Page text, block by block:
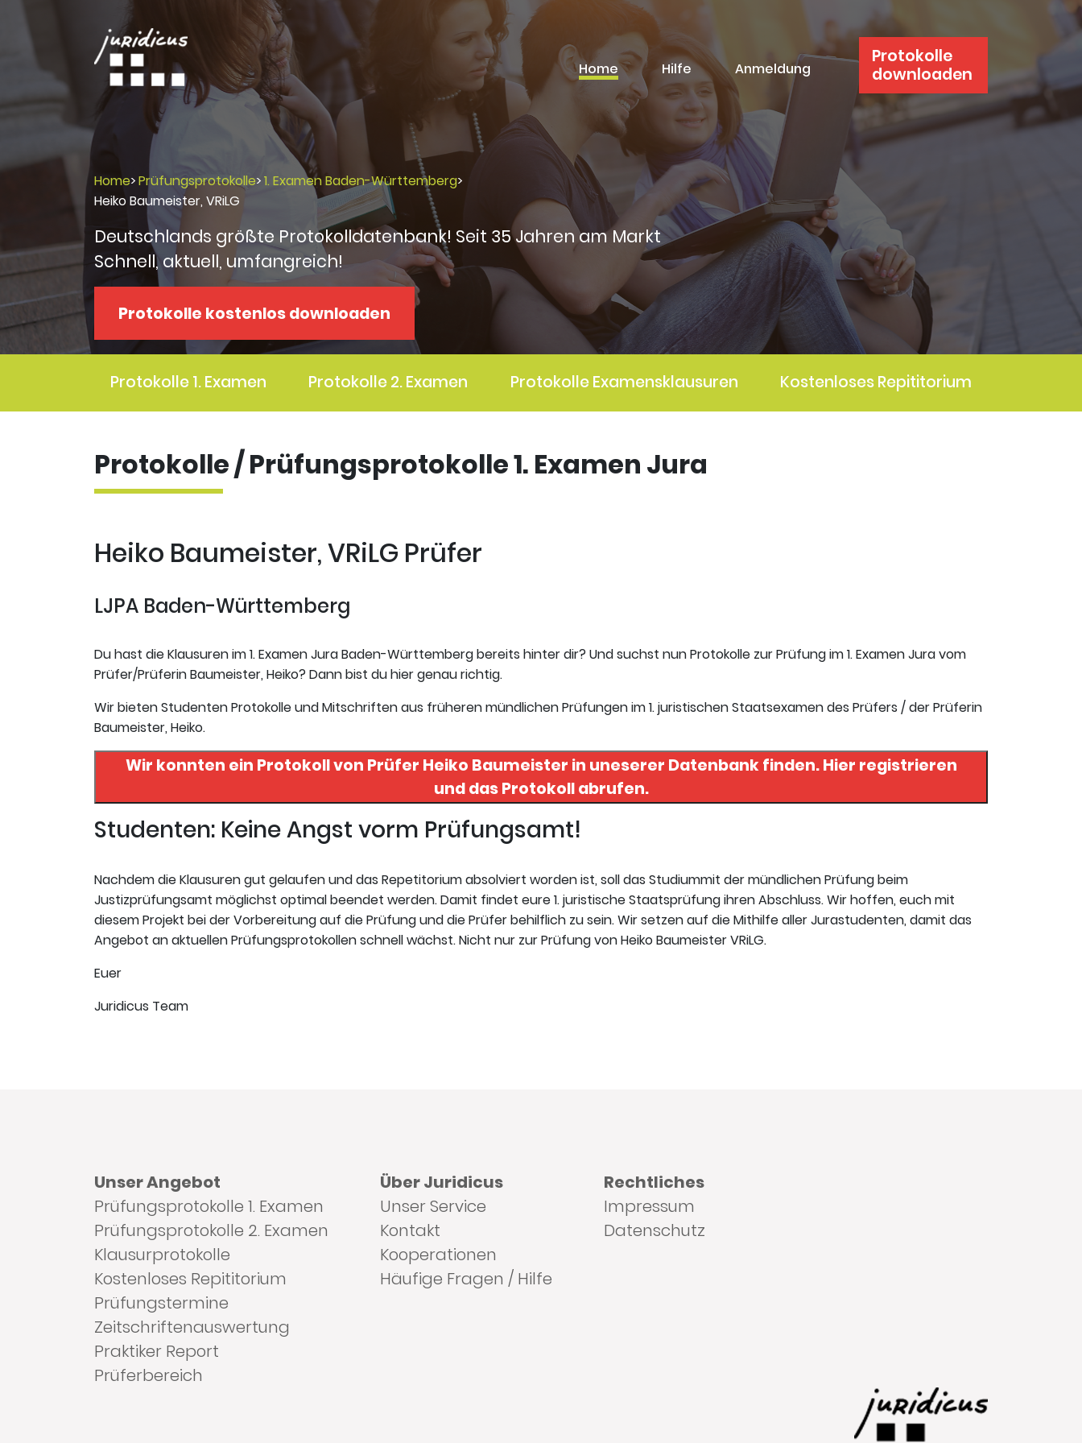
Home Hilfe Anmeldung
Protokolle
downloaden
Home>Prüfungsprotokolle>1. Examen Baden-Württemberg>
Heiko Baumeister, VRiLG
Deutschlands größte Protokolldatenbank! Seit 35 Jahren am Markt
Schnell, aktuell, umfangreich!
Protokolle kostenlos downloaden
Protokolle 1. Examen Protokolle 2. Examen Protokolle Examensklausuren Kostenloses Repititorium
Protokolle / Prüfungsprotokolle 1. Examen Jura
Heiko Baumeister, VRiLG Prüfer
LJPA Baden-Württemberg
Du hast die Klausuren im 1. Examen Jura Baden-Württemberg bereits hinter dir? Und suchst nun Protokolle zur Prüfung im 1. Examen Jura vom
Prüfer/Prüferin Baumeister, Heiko? Dann bist du hier genau richtig.
Wir bieten Studenten Protokolle und Mitschriften aus früheren mündlichen Prüfungen im 1. juristischen Staatsexamen des Prüfers / der Prüferin
Baumeister, Heiko.
Wir konnten ein Protokoll von Prüfer Heiko Baumeister in uneserer Datenbank finden. Hier registrieren
und das Protokoll abrufen.
Studenten: Keine Angst vorm Prüfungsamt!
Nachdem die Klausuren gut gelaufen und das Repetitorium absolviert worden ist, soll das Studiummit der mündlichen Prüfung beim
Justizprüfungsamt möglichst optimal beendet werden. Damit findet eure 1. juristische Staatsprüfung ihren Abschluss. Wir hoffen, euch mit
diesem Projekt bei der Vorbereitung auf die Prüfung und die Prüfer behilflich zu sein. Wir setzen auf die Mithilfe aller Jurastudenten, damit das
Angebot an aktuellen Prüfungsprotokollen schnell wächst. Nicht nur zur Prüfung von Heiko Baumeister VRiLG.
Euer
Juridicus Team
Unser Angebot
Prüfungsprotokolle 1. Examen
Prüfungsprotokolle 2. Examen
Klausurprotokolle
Kostenloses Repititorium
Prüfungstermine
Zeitschriftenauswertung
Praktiker Report
Prüferbereich
Über Juridicus
Unser Service
Kontakt
Kooperationen
Häufige Fragen / Hilfe
Rechtliches
Impressum
Datenschutz